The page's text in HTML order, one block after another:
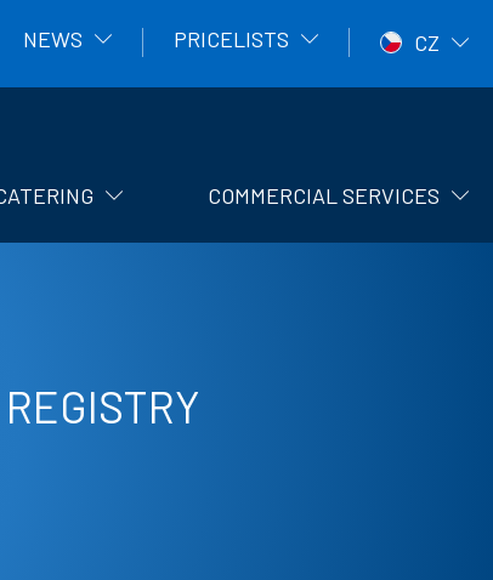
NEWS PRICELISTS CZ
COMMERCIAL SERVICES